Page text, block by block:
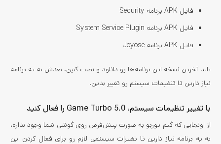
فایل APK برنامه Security
فایل APK برنامه System Service Plugin
فایل APK برنامه Joyose
باید آخرین نسخه این برنامه‌ها رو دانلود و نصب کنین. بعدش به یه برنامه
نیاز دارین تا تنظیمات سیستم رو تغییر بدین.
با تغییر تنظیمات سیستم، Game Turbo 5.0 را فعال کنید
از اونجایی که گیم توربو به صورت پیش‌فرض روی گوشی شما وجود نداره،
به یه برنامه نیاز دارین تا تغییرات سیستمی لازم رو برای فعال کردن این